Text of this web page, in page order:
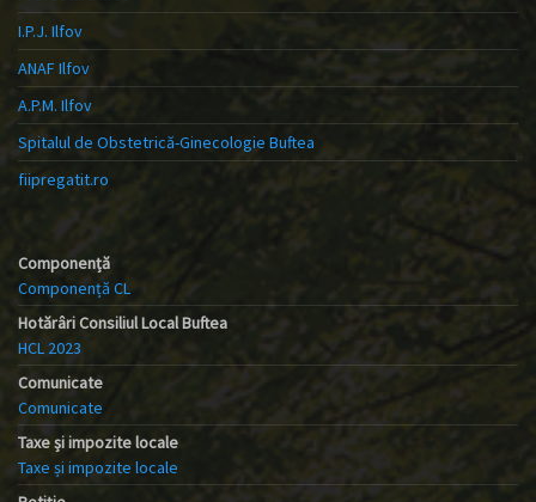
I.P.J. Ilfov
ANAF Ilfov
A.P.M. Ilfov
Spitalul de Obstetrică-Ginecologie Buftea
fiipregatit.ro
Componență
Componență CL
Hotărâri Consiliul Local Buftea
HCL 2023
Comunicate
Comunicate
Taxe și impozite locale
Taxe și impozite locale